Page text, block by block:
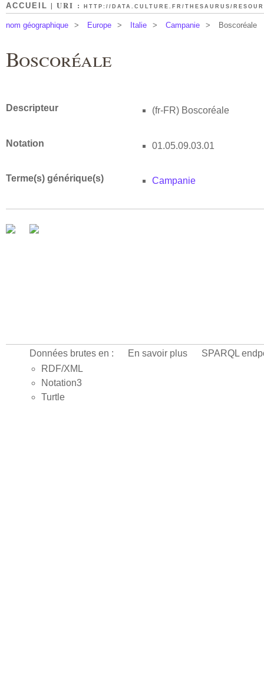
ACCUEIL | URI : HTTP://DATA.CULTURE.FR/THESAURUS/
nom géographique > Europe > Italie > Campanie > Boscoréale
Boscoréale
Descripteur (fr-FR) Boscoréale
Notation 01.05.09.03.01
Terme(s) générique(s) Campanie
Données brutes en :
RDF/XML
Notation3
Turtle
En savoir plus SPARQL